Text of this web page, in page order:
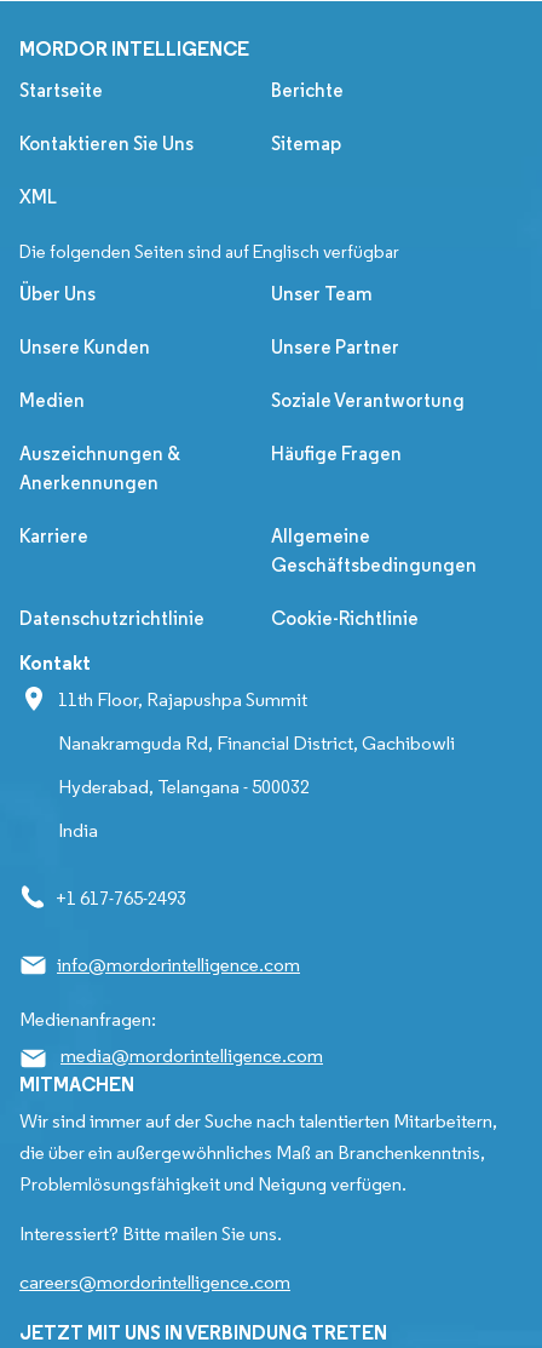
MORDOR INTELLIGENCE
Startseite Berichte
Kontaktieren Sie Uns Sitemap
XML
Die folgenden Seiten sind auf Englisch verfügbar
Über Uns Unser Team
Unsere Kunden Unsere Partner
Medien Soziale Verantwortung
Auszeichnungen &
Anerkennungen
Häufige Fragen
Karriere
Allgemeine
Geschäftsbedingungen
Datenschutzrichtlinie Cookie-Richtlinie
Kontakt
11th Floor, Rajapushpa Summit
Nanakramguda Rd, Financial District, Gachibowli
Hyderabad, Telangana - 500032
India
+1 617-765-2493
info@mordorintelligence.com
Medienanfragen:
media@mordorintelligence.com
MITMACHEN
Wir sind immer auf der Suche nach talentierten Mitarbeitern,
die über ein außergewöhnliches Maß an Branchenkenntnis,
Problemlösungsfähigkeit und Neigung verfügen.
Interessiert? Bitte mailen Sie uns.
careers@mordorintelligence.com
JETZT MIT UNS IN VERBINDUNG TRETEN